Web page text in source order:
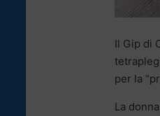
Il Gip di
per la
La